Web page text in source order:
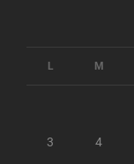
L M
3 4